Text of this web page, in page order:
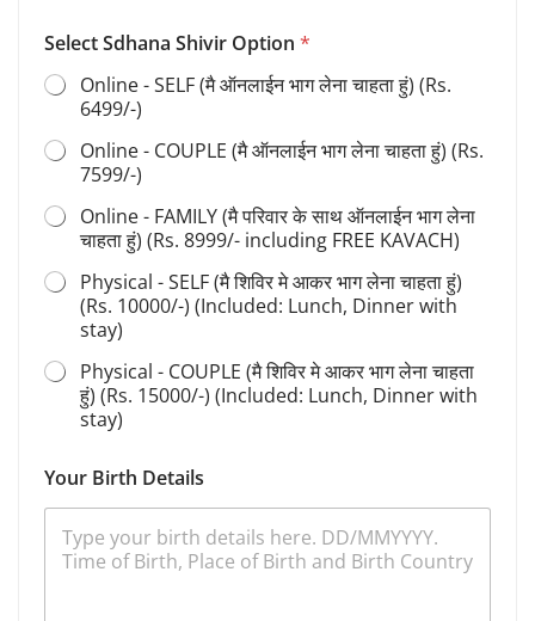
p
t
i
n
S
i
v
r
O
i
o
Select Sdhana Shivir Option *
Online - SELF (मै ऑनलाईन भाग लेना चाहता हुं) (Rs.
6499/-)
Online - COUPLE (मै ऑनलाईन भाग लेना चाहता हुं) (Rs.
7599/-)
Online - FAMILY (मै परिवार के साथ ऑनलाईन भाग लेना
चाहता हुं) (Rs. 8999/- including FREE KAVACH)
Physical - SELF (मै शिविर मे आकर भाग लेना चाहता हुं)
(Rs. 10000/-) (Included: Lunch, Dinner with
stay)
Physical - COUPLE (मै शिविर मे आकर भाग लेना चाहता
हुं) (Rs. 15000/-) (Included: Lunch, Dinner with
stay)
Your Birth Details